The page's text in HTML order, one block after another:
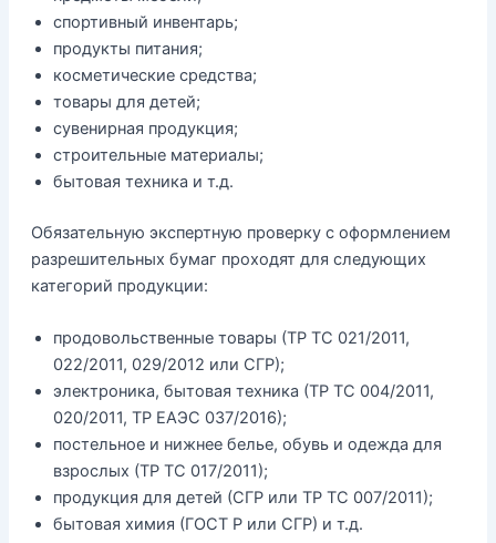
спортивный инвентарь;
продукты питания;
косметические средства;
товары для детей;
сувенирная продукция;
строительные материалы;
бытовая техника и т.д.
Обязательную экспертную проверку с оформлением
разрешительных бумаг проходят для следующих
категорий продукции:
продовольственные товары (ТР ТС 021/2011,
022/2011, 029/2012 или СГР);
электроника, бытовая техника (ТР ТС 004/2011,
020/2011, ТР ЕАЭС 037/2016);
постельное и нижнее белье, обувь и одежда для
взрослых (ТР ТС 017/2011);
продукция для детей (СГР или ТР ТС 007/2011);
бытовая химия (ГОСТ Р или СГР) и т.д.